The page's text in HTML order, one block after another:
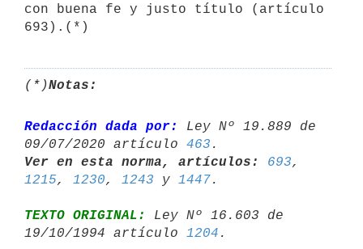
con buena fe y justo título (artículo
693).(*)
(*)Notas:
Redacción dada por:
Ley Nº 19.889 de
09/07/2020 artículo 463
Ver en esta norma, artículos:
693
1215, 1230, 1243 y 1447
TEXTO ORIGINAL:
Ley Nº 16.603 de
19/10/1994 artículo 1204